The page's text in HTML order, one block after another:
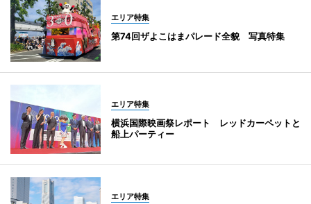
エリア特集
第74回ザよこはまパレード全貌 写真特集
エリア特集
横浜国際映画祭レポート レッドカーペットと
船上パーティー
エリア特集